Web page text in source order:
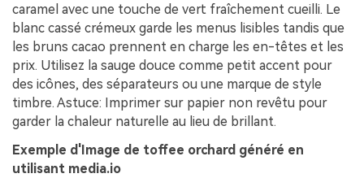
caramel avec une touche de vert fraîchement cueilli. Le
blanc cassé crémeux garde les menus lisibles tandis que
les bruns cacao prennent en charge les en-têtes et les
prix. Utilisez la sauge douce comme petit accent pour
des icônes, des séparateurs ou une marque de style
timbre. Astuce: Imprimer sur papier non revêtu pour
garder la chaleur naturelle au lieu de brillant.
Exemple d'Image de toffee orchard généré en
utilisant media.io